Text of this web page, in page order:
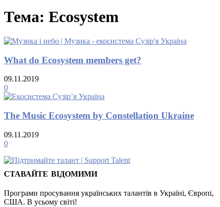
Тема: Ecosystem
What do Ecosystem members get?
09.11.2019
0
The Music Ecosystem by Constellation Ukraine
09.11.2019
0
СТАВАЙТЕ ВІДОМИМИ
Програми просування українських талантів в Україні, Європі,
США. В усьому світі!